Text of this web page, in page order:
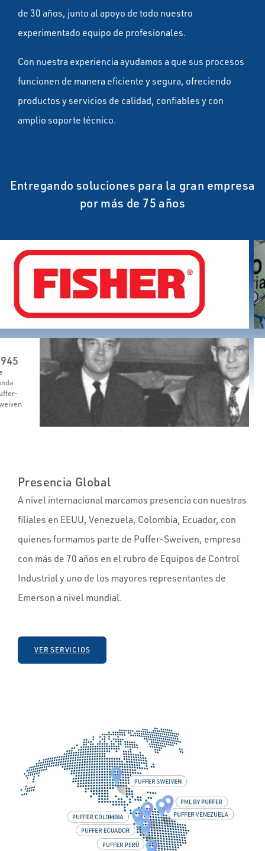
de 30 años, junto al apoyo de todo nuestro
experimentado equipo de profesionales.
Con nuestra experiencia ayudamos a que sus procesos
funcionen de manera eficiente y segura, ofreciendo
productos y servicios de calidad, confiables y con
amplio soporte técnico.
Entregando soluciones para la gran empresa
por más de 75 años
Presencia Global
A nivel internacional marcamos presencia con nuestras
filiales en EEUU, Venezuela, Colombia, Ecuador, con
quienes formamos parte de Puffer-Sweiven, empresa
con más de 70 años en el rubro de Equipos de Control
Industrial y uno de los mayores representantes de
Emerson a nivel mundial.
VER SERVICIOS